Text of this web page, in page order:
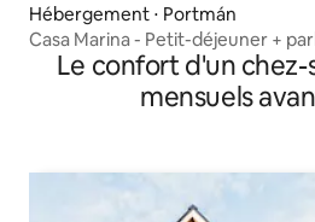
Hébergement ⋅ Portmán
Casa Marina - Petit-déjeuner +
Le confort d'un
mensuels